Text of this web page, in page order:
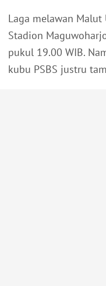
Laga melawan
Stadion
pukul 19.00 WIB.
kubu PSBS justru